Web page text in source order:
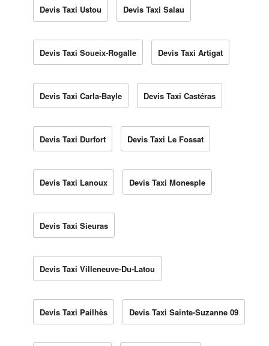
Devis Taxi Ustou Devis Taxi Salau
Devis Taxi Soueix-Rogalle Devis Taxi Artigat
Devis Taxi Carla-Bayle Devis Taxi Castéras
Devis Taxi Durfort Devis Taxi Le Fossat
Devis Taxi Lanoux Devis Taxi Monesple
Devis Taxi Sieuras
Devis Taxi Villeneuve-Du-Latou
Devis Taxi Pailhès Devis Taxi Sainte-Suzanne 09